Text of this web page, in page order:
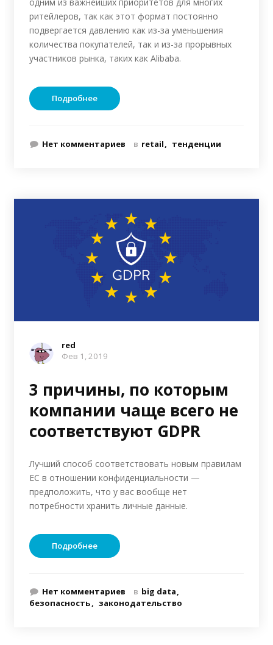
ритейлеров, так как этот формат постоянно
подвергается давлению как из-за уменьшения
количества покупателей, так и из-за прорывных
участников рынка, таких как Alibaba.
Подробнее
Нет комментариев в retail тенденции
red
Фев 1, 2019
3 причины, по которым
компании чаще всего не
соответствуют GDPR
Лучший способ соответствовать новым правилам
ЕС в отношении конфиденциальности —
предположить, что у вас вообще нет
потребности хранить личные данные.
Подробнее
Нет комментариев в big data
безопасность
законодательство